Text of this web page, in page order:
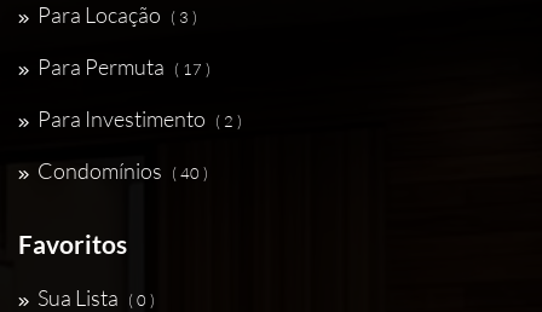
Para Locação ( 3 )
Para Permuta ( 17 )
Para Investimento ( 2 )
Condomínios ( 40 )
Favoritos
Sua Lista ( 0 )